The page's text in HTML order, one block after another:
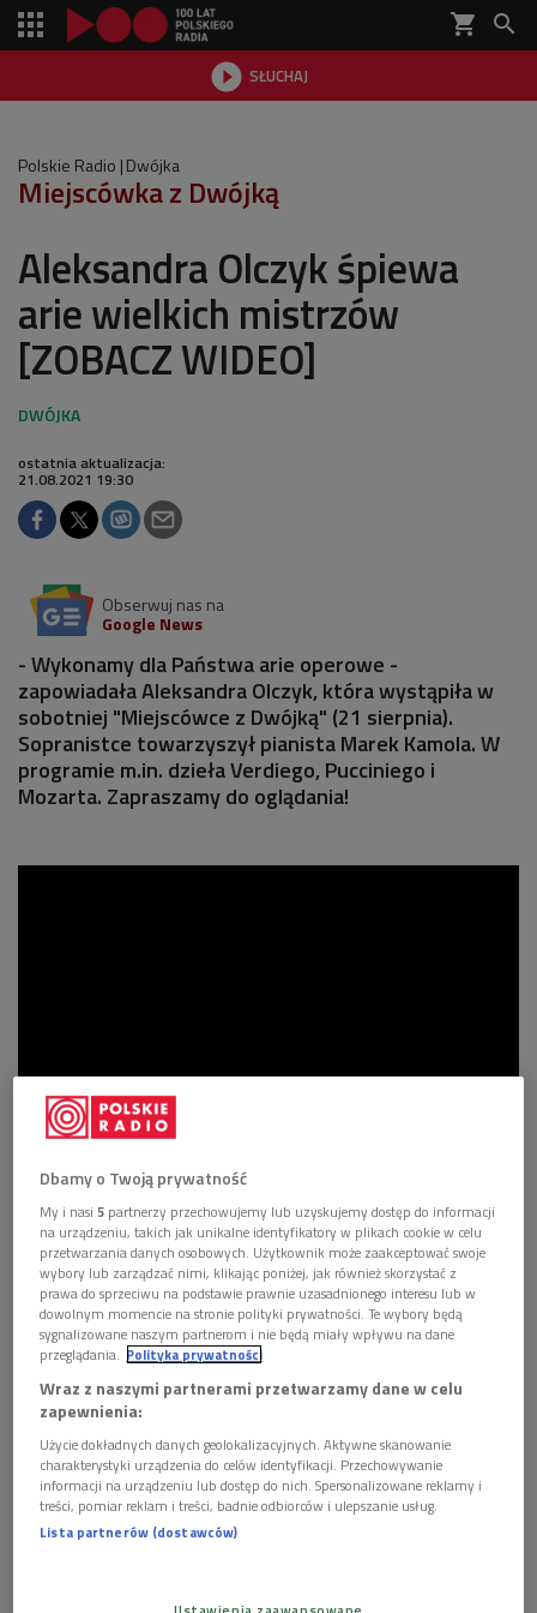
shopping_cart 
 SŁUCHAJ

Polskie Radio Dwójka
Miejscówka z Dwójką
Aleksandra Olczyk śpiewa
arie wielkich mistrzów
[ZOBACZ WIDEO]
ostatnia aktualizacja:
21.08.2021 19:30
Obserwuj nas na
Google News
- Wykonamy dla Państwa arie operowe -
zapowiadała Aleksandra Olczyk, która wystąpiła w
sobotniej "Miejscówce z Dwójką" (21 sierpnia).
Sopranistce towarzyszył pianista Marek Kamola. W
programie m.in. dzieła Verdiego, Pucciniego i
Mozarta. Zapraszamy do oglądania!
Aleksandra Olczykjest absolwentką Akademii Muzycznej im.
Feliksa Nowowiejskiego w Bydgoszczy w klasie śpiewu prof.
Magdaleny Krzyńskiej. Po ukończeniu studiów kontynuowała
naukę u prof. Heleny Łazarskiej. Jako nastolatka zwyciężyła w
wielu polskich konkursach wokalnych. Jako studentka
natomiast, biorąc udział w konkursach wokalistyki operowej,
zdobyła między innymi Grand Prix Międzynarodowego
Konkursu Wokalnego im. Haliny Halskiej-Fijałkowskiej we
Wrocławiu, I nagrodę na Międzynarodowym Konkursie
Wokalnym im. Jana Kiepury w Krynicy-Zdroju, I nagrodę oraz
Dbamy o Twoją prywatność
My i nasi5 partnerzy przechowujemy lub uzyskujemy dostęp do informacji
na urządzeniu, takich jak unikalne identyfikatory w plikach cookie w celu
przetwarzania danych osobowych. Użytkownik może zaakceptować swoje
wybory lub zarządzać nimi, klikając poniżej, jak również skorzystać z
prawa do sprzeciwu na podstawie prawnie uzasadnionego interesu lub w
dowolnym momencie na stronie polityki prywatności. Te wybory będą
sygnalizowane naszym partnerom i nie będą miały wpływu na dane
przeglądania. Polityka prywatności
Wraz z naszymi partnerami przetwarzamy dane w celu
zapewnienia:
Użycie dokładnych danych geolokalizacyjnych. Aktywne skanowanie
charakterystyki urządzenia do celów identyfikacji. Przechowywanie
informacji na urządzeniu lub dostęp do nich. Spersonalizowane reklamy i
treści, pomiar reklam i treści, badnie odbiorców i ulepszanie usług.
Lista partnerów (dostawców)